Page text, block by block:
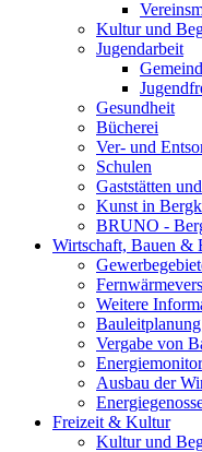
Kultur und
Jugendarbeit
Gesundheit
Bücherei
Ver- und
Schulen
Gaststätten
Kunst in
BRUNO -
Wirtschaft, Bauen &
Weitere
Vergabe von
Energiemonitor
Ausbau der
Freizeit & Kultur
Kultur und